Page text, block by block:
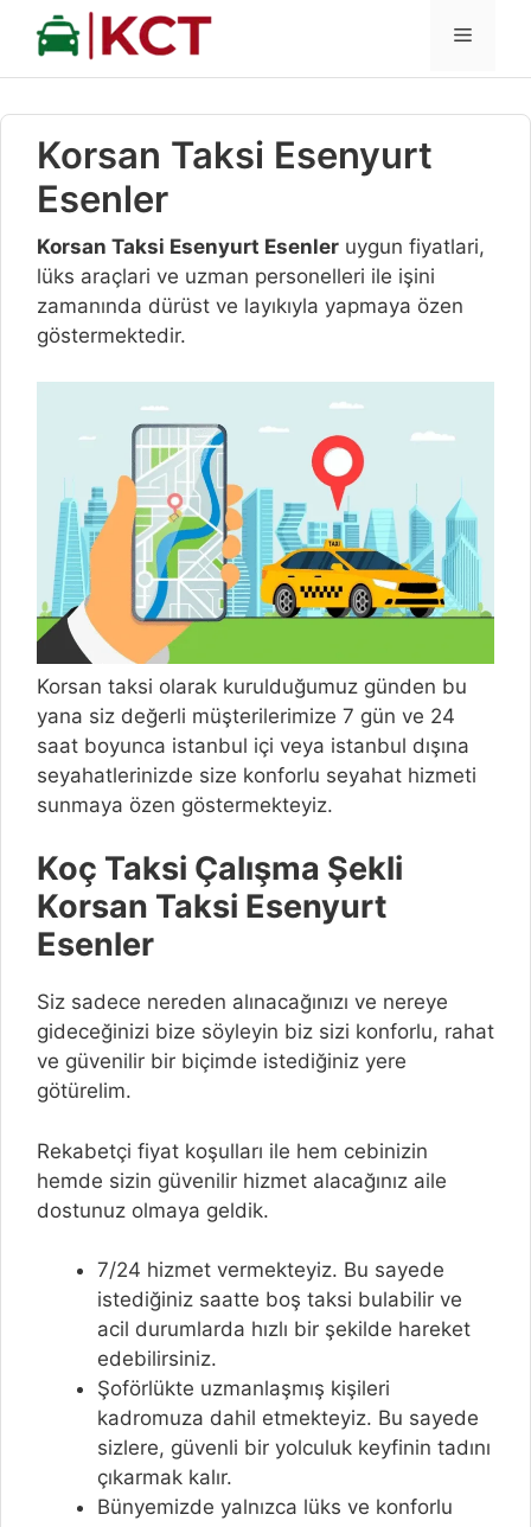
İçeriğe
MENÜ
Korsan Taksi Esenyurt
Esenler
Korsan Taksi Esenyurt Esenler uygun fiyatlari,
lüks araçlari ve uzman personelleri ile işini
zamanında dürüst ve layıkıyla yapmaya özen
göstermektedir.
Korsan taksi olarak kurulduğumuz günden bu
yana siz değerli müşterilerimize 7 gün ve 24
saat boyunca istanbul içi veya istanbul dışına
seyahatlerinizde size konforlu seyahat hizmeti
sunmaya özen göstermekteyiz.
Koç Taksi Çalışma Şekli
Korsan Taksi Esenyurt
Esenler
Siz sadece nereden alınacağınızı ve nereye
gideceğinizi bize söyleyin biz sizi konforlu, rahat
ve güvenilir bir biçimde istediğiniz yere
götürelim.
Rekabetçi fiyat koşulları ile hem cebinizin
hemde sizin güvenilir hizmet alacağınız aile
dostunuz olmaya geldik.
7/24 hizmet vermekteyiz. Bu sayede
istediğiniz saatte boş taksi bulabilir ve
acil durumlarda hızlı bir şekilde hareket
edebilirsiniz.
Şoförlükte uzmanlaşmış kişileri
kadromuza dahil etmekteyiz. Bu sayede
sizlere, güvenli bir yolculuk keyfinin tadını
çıkarmak kalır.
Bünyemizde yalnızca lüks ve konforlu